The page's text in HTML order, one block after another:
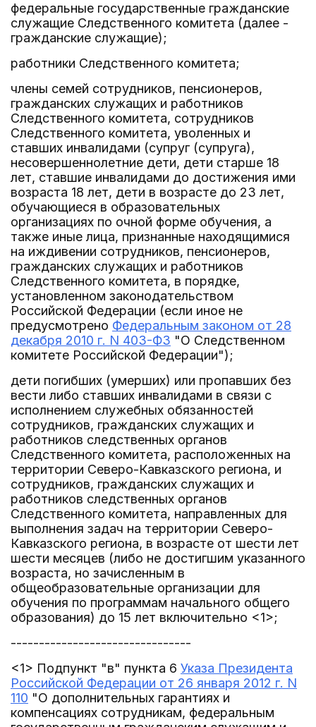
федеральные государственные гражданские
служащие Следственного комитета (далее -
гражданские служащие);
работники Следственного комитета;
члены семей сотрудников, пенсионеров,
гражданских служащих и работников
Следственного комитета, сотрудников
Следственного комитета, уволенных и
ставших инвалидами (супруг (супруга),
несовершеннолетние дети, дети старше 18
лет, ставшие инвалидами до достижения ими
возраста 18 лет, дети в возрасте до 23 лет,
обучающиеся в образовательных
организациях по очной форме обучения, а
также иные лица, признанные находящимися
на иждивении сотрудников, пенсионеров,
гражданских служащих и работников
Следственного комитета, в порядке,
установленном законодательством
Российской Федерации (если иное не
предусмотрено Федеральным законом от 28
декабря 2010 г. N 403-ФЗ "О Следственном
комитете Российской Федерации");
дети погибших (умерших) или пропавших без
вести либо ставших инвалидами в связи с
исполнением служебных обязанностей
сотрудников, гражданских служащих и
работников следственных органов
Следственного комитета, расположенных на
территории Северо-Кавказского региона, и
сотрудников, гражданских служащих и
работников следственных органов
Следственного комитета, направленных для
выполнения задач на территории Северо-
Кавказского региона, в возрасте от шести лет
шести месяцев (либо не достигшим указанного
возраста, но зачисленным в
общеобразовательные организации для
обучения по программам начального общего
образования) до 15 лет включительно <1>;
--------------------------------
<1> Подпункт "в" пункта 6 Указа Президента
Российской Федерации от 26 января 2012 г. N
110 "О дополнительных гарантиях и
компенсациях сотрудникам, федеральным